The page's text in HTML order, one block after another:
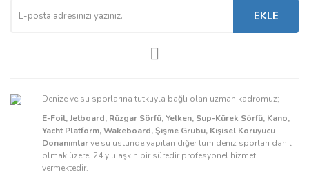
EKLE
Denize ve su sporlarına tutkuyla bağlı olan uzman kadromuz;
E-Foil, Jetboard, Rüzgar Sörfü, Yelken, Sup-Kürek Sörfü, Kano,
Yacht Platform, Wakeboard, Şişme Grubu, Kişisel Koruyucu
Donanımlarve su üstünde yapılan diğer tüm deniz sporları dahil
olmak üzere, 24 yılı aşkın bir süredir profesyonel hizmet
vermektedir.